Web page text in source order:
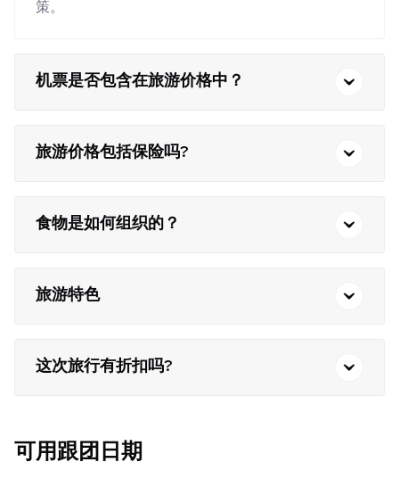
策。
机票是否包含在旅游价格中？
旅游价格包括保险吗?
食物是如何组织的？
旅游特色
这次旅行有折扣吗?
可用跟团日期